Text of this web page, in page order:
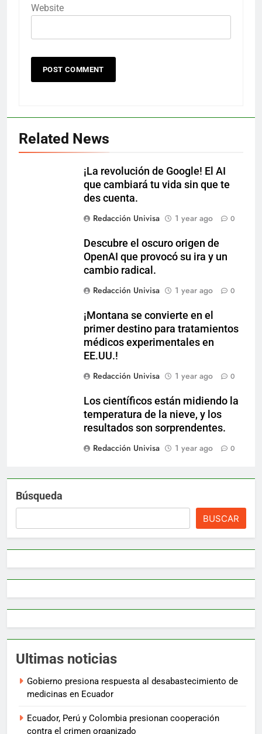
Website
Related News
¡La revolución de Google! El AI
que cambiará tu vida sin que te
des cuenta.
Redacción Univisa
1 year ago 0
Descubre el oscuro origen de
OpenAI que provocó su ira y un
cambio radical.
Redacción Univisa
1 year ago 0
¡Montana se convierte en el
primer destino para tratamientos
médicos experimentales en
EE.UU.!
Redacción Univisa
1 year ago 0
Los científicos están midiendo la
temperatura de la nieve, y los
resultados son sorprendentes.
Redacción Univisa
1 year ago 0
Búsqueda
BUSCAR
Ultimas noticias
Gobierno presiona respuesta al desabastecimiento de
medicinas en Ecuador
Ecuador, Perú y Colombia presionan cooperación
contra el crimen organizado